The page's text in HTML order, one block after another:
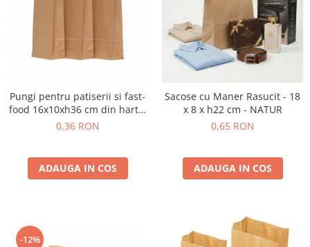
Pungi pentru patiserii si fast-
food 16x10xh36 cm din hartie
cutie 800 bucati
0,36 RON
ADAUGA IN COS
Sacose cu Maner Rasucit - 18
x 8 x h22 cm - NATUR
0,65 RON
ADAUGA IN COS
-12%